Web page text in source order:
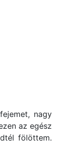
nagy
az egész
fölöttem.